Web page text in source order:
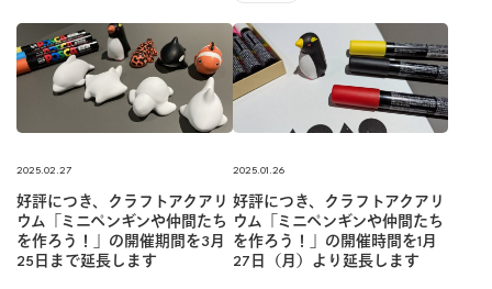
2025.02.27
好評につき、クラフトアクアリ
ウム「ミニペンギンや仲間たち
を作ろう！」の開催期間を3月
25日まで延長します
2025.01.26
好評につき、クラフトアクアリ
ウム「ミニペンギンや仲間たち
を作ろう！」の開催時間を1月
27日（月）より延長します